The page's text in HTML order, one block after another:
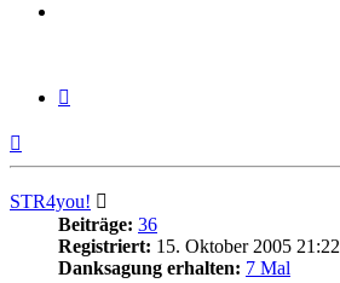
STR4you!
Beiträge: 36
Registriert: 15. Oktober 2005 21:22
Danksagung erhalten: 7 Mal